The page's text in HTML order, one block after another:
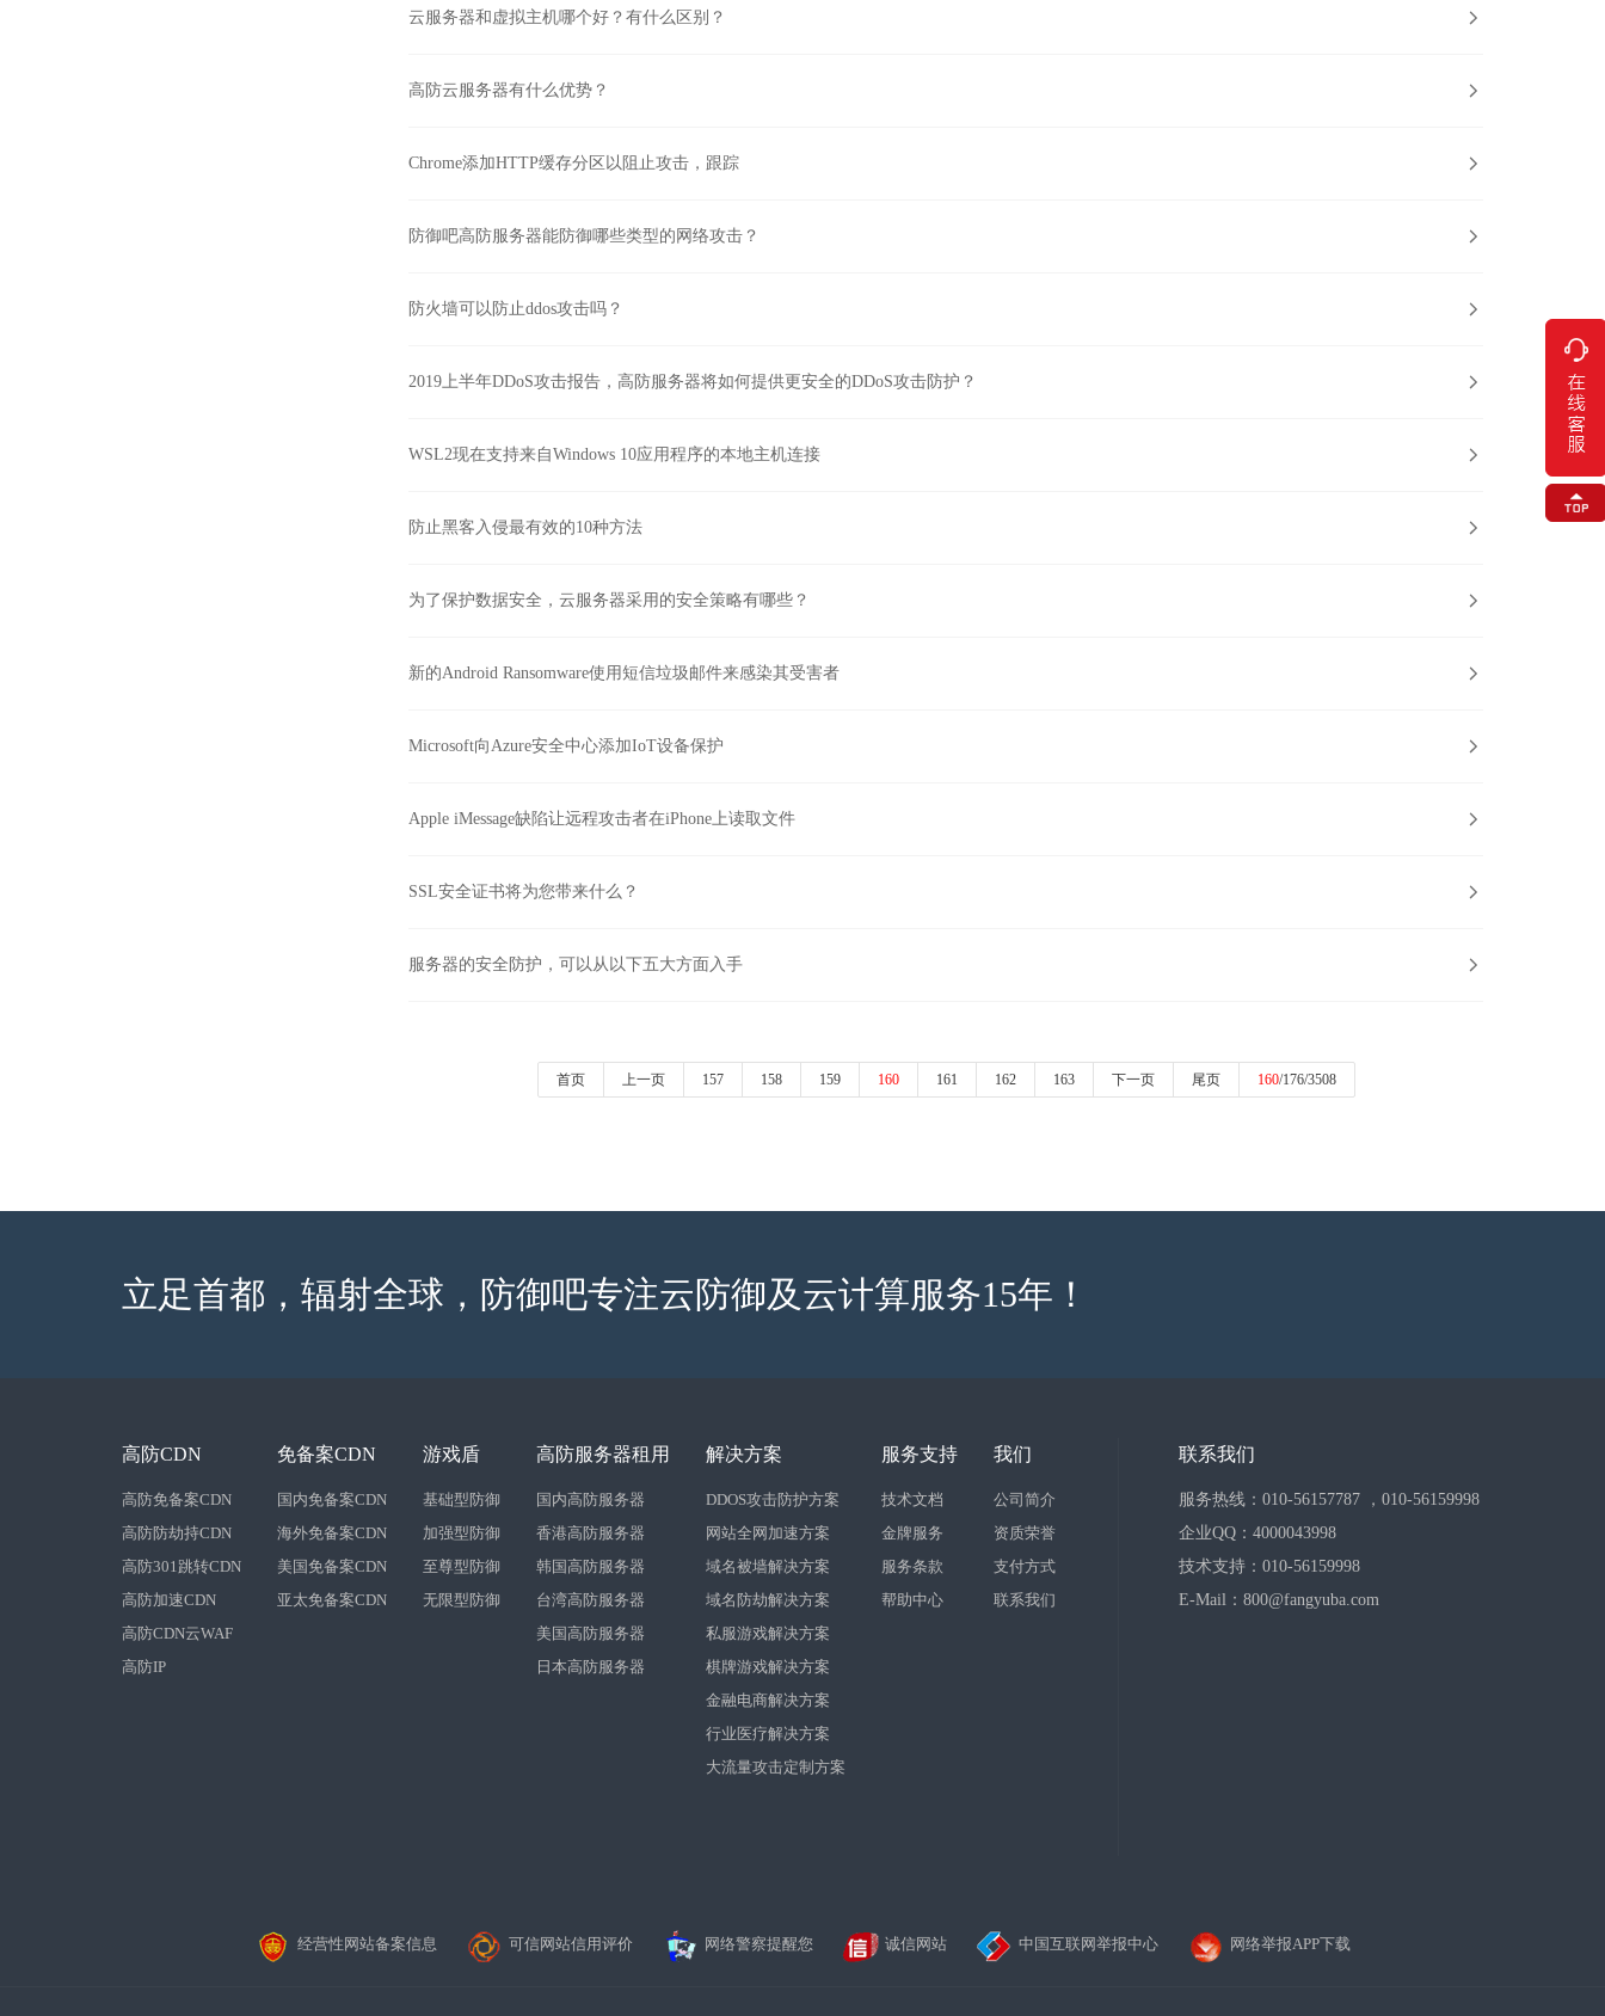

云服务器和虚拟主机哪个好？有什么区别？

高防云服务器有什么优势？

Chrome添加HTTP缓存分区以阻止攻击，跟踪

防御吧高防服务器能防御哪些类型的网络攻击？

防火墙可以防止ddos攻击吗？

2019上半年DDoS攻击报告，高防服务器将如何提供更安全的DDoS攻击防护？

WSL2现在支持来自Windows 10应用程序的本地主机连接

防止黑客入侵最有效的10种方法

为了保护数据安全，云服务器采用的安全策略有哪些？

新的Android Ransomware使用短信垃圾邮件来感染其受害者

Microsoft向Azure安全中心添加IoT设备保护

Apple iMessage缺陷让远程攻击者在iPhone上读取文件

SSL安全证书将为您带来什么？

服务器的安全防护，可以从以下五大方面入手
首页 上一页 157 158 159 160 161 162 163 下一页 尾页 160/176/3508
立足首都，辐射全球，防御吧专注云防御及云计算服务15年！
高防CDN
高防免备案CDN
高防防劫持CDN
高防301跳转CDN
高防加速CDN
高防CDN云WAF
高防IP
免备案CDN
国内免备案CDN
海外免备案CDN
美国免备案CDN
亚太免备案CDN
游戏盾
基础型防御
加强型防御
至尊型防御
无限型防御
高防服务器租用
国内高防服务器
香港高防服务器
韩国高防服务器
台湾高防服务器
美国高防服务器
日本高防服务器
解决方案
DDOS攻击防护方案
网站全网加速方案
域名被墙解决方案
域名防劫解决方案
私服游戏解决方案
棋牌游戏解决方案
金融电商解决方案
行业医疗解决方案
大流量攻击定制方案
服务支持
技术文档
金牌服务
服务条款
帮助中心
我们
公司简介
资质荣誉
支付方式
联系我们
联系我们
服务热线：010-56157787 ，010-56159998
企业QQ：4000043998
技术支持：010-56159998
E-Mail：800@fangyuba.com
经营性网站备案信息 可信网站信用评价 网络警察提醒您 诚信网站 中国互联网举报中心 网络举报APP下载